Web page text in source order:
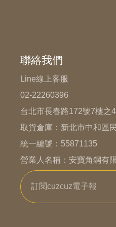
聯絡我們
Line線上客服
02-22260396
台北市長春路172號7樓之
取貨倉庫： 新北市中和區
統一編號：55871135
營業人名稱：安寶角鋼有